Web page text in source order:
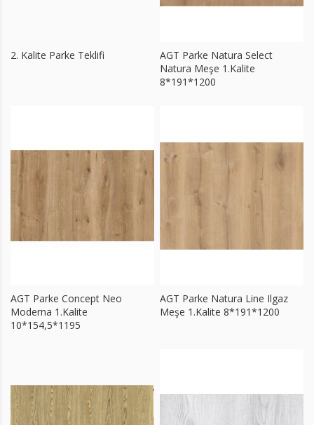
2. Kalite Parke Teklifi
AGT Parke Natura Select
Natura Meşe 1.Kalite
8*191*1200
AGT Parke Concept Neo
Moderna 1.Kalite
10*154,5*1195
AGT Parke Natura Line Ilgaz
Meşe 1.Kalite 8*191*1200